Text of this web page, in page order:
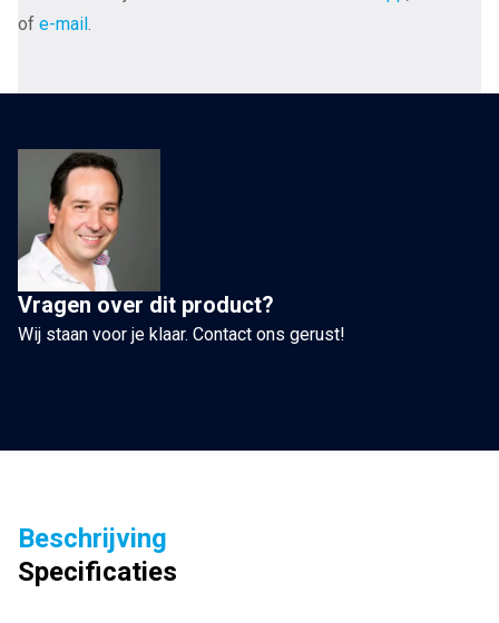
naar
met
vergulde
connectoren
en
2,0
of e-mail.
Vragen over dit product?
Wij staan voor je klaar. Contact ons gerust!
Beschrijving
Specificaties